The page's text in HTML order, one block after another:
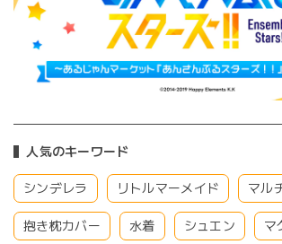
人気のキーワード
シンデレラ リトルマーメイド マル
抱き枕カバー 水着 シュエン マ